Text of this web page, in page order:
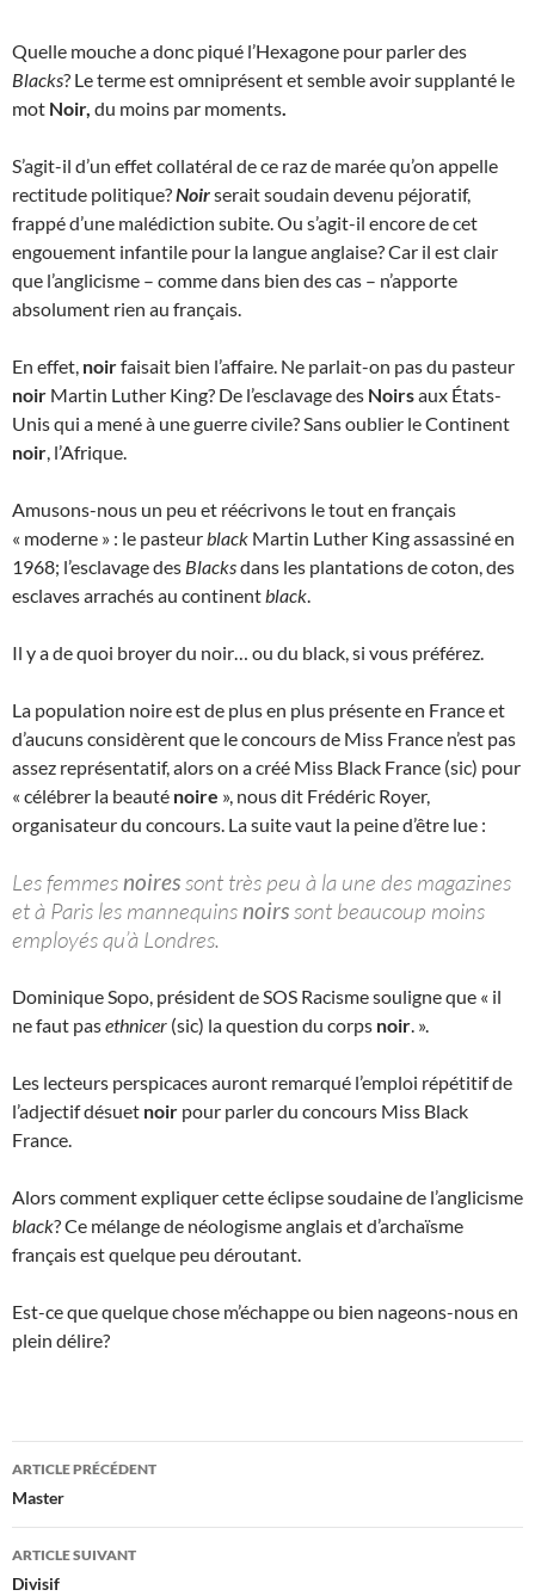
Quelle mouche a donc piqué l’Hexagone pour parler des
Blacks? Le terme est omniprésent et semble avoir supplanté le
mot Noir, du moins par moments.
S’agit-il d’un effet collatéral de ce raz de marée qu’on appelle
rectitude politique?Noirserait soudain devenu péjoratif,
frappé d’une malédiction subite. Ou s’agit-il encore de cet
engouement infantile pour la langue anglaise? Car il est clair
que l’anglicisme – comme dans bien des cas – n’apporte
absolument rien au français.
En effet, noirfaisait bien l’affaire. Ne parlait-on pas du pasteur
noir Martin Luther King? De l’esclavage des Noirsaux États-
Unis qui a mené à une guerre civile? Sans oublier le Continent
noir, l’Afrique.
Amusons-nous un peu et réécrivons le tout en français
« moderne » : le pasteurblack Martin Luther King assassiné en
1968; l’esclavage des Blacksdans les plantations de coton, des
esclaves arrachés au continentblack.
Il y a de quoi broyer du noir… ou du black, si vous préférez.
La population noire est de plus en plus présente en France et
d’aucuns considèrent que le concours de Miss France n’est pas
assez représentatif, alors on a créé Miss Black France (sic) pour
« célébrer la beauté noire », nous dit Frédéric Royer,
organisateur du concours. La suite vaut la peine d’être lue :
Les femmes noiressont très peu à la une des magazines
et à Paris les mannequins noirssont beaucoup moins
employés qu’à Londres.
Dominique Sopo, président de SOS Racisme souligne que « il
ne faut pasethnicer (sic) la question du corps noir. ».
Les lecteurs perspicaces auront remarqué l’emploi répétitif de
l’adjectif désuet noir pour parler du concours Miss Black
France.
Alors comment expliquer cette éclipse soudaine de l’anglicisme
black? Ce mélange de néologisme anglais et d’archaïsme
français est quelque peu déroutant.
Est-ce que quelque chose m’échappe ou bien nageons-nous en
plein délire?
Navigation
des
articles
ARTICLE PRÉCÉDENT
Master
ARTICLE SUIVANT
Divisif